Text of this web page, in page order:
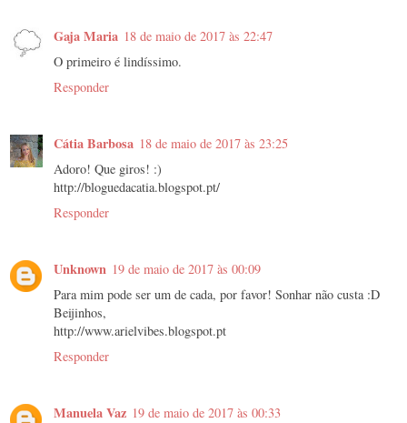
Gaja Maria 18 de maio de 2017 às 22:47
O primeiro é lindíssimo.
Responder
Cátia Barbosa 18 de maio de 2017 às 23:25
Adoro! Que giros! :)
http://bloguedacatia.blogspot.pt/
Responder
Unknown 19 de maio de 2017 às 00:09
Para mim pode ser um de cada, por favor! Sonhar não custa :D
Beijinhos,
http://www.arielvibes.blogspot.pt
Responder
Manuela Vaz 19 de maio de 2017 às 00:33